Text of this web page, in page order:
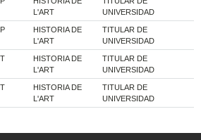
L'ART
UNIVERSIDAD
HISTORIA DE
L'ART
TITULAR DE
UNIVERSIDAD
HISTORIA DE
L'ART
TITULAR DE
UNIVERSIDAD
HISTORIA DE
L'ART
TITULAR DE
UNIVERSIDAD